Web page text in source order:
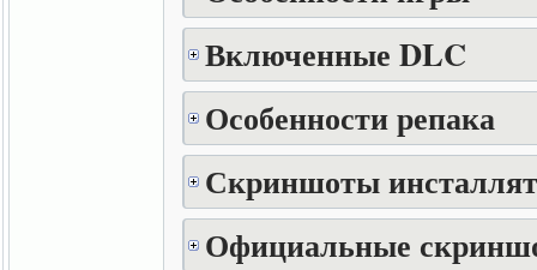
Включенные DLC
Особенности репака
Скриншоты
Официальные